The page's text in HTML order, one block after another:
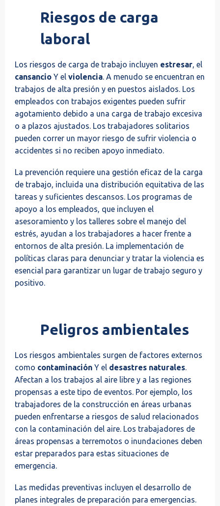
Riesgos de carga
laboral
Los riesgos de carga de trabajo incluyen estresar , el
cansancio Y el violencia . A menudo se encuentran en
trabajos de alta presión y en puestos aislados. Los
empleados con trabajos exigentes pueden sufrir
agotamiento debido a una carga de trabajo excesiva
o a plazos ajustados. Los trabajadores solitarios
pueden correr un mayor riesgo de sufrir violencia o
accidentes si no reciben apoyo inmediato.
La prevención requiere una gestión eficaz de la carga
de trabajo, incluida una distribución equitativa de las
tareas y suficientes descansos. Los programas de
apoyo a los empleados, que incluyen el
asesoramiento y los talleres sobre el manejo del
estrés, ayudan a los trabajadores a hacer frente a
entornos de alta presión. La implementación de
políticas claras para denunciar y tratar la violencia es
esencial para garantizar un lugar de trabajo seguro y
positivo.
Peligros ambientales
Los riesgos ambientales surgen de factores externos
como contaminación Y el desastres naturales.
Afectan a los trabajos al aire libre y a las regiones
propensas a este tipo de eventos. Por ejemplo, los
trabajadores de la construcción en áreas urbanas
pueden enfrentarse a riesgos de salud relacionados
con la contaminación del aire. Los trabajadores de
áreas propensas a terremotos o inundaciones deben
estar preparados para estas situaciones de
emergencia.
Las medidas preventivas incluyen el desarrollo de
planes integrales de preparación para emergencias.